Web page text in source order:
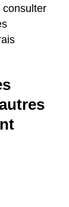
consulter